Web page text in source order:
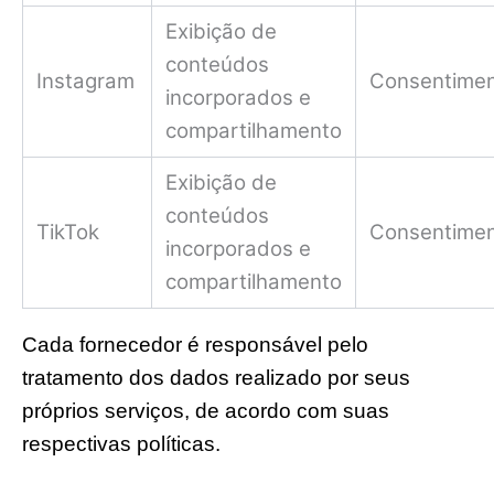
Instagram
Exibição de
conteúdos
incorporados e
compartilhamento
TikTok
Exibição de
conteúdos
incorporados e
compartilhamento
Cada fornecedor é responsável pelo
tratamento dos dados realizado por seus
próprios serviços, de acordo com suas
respectivas políticas.